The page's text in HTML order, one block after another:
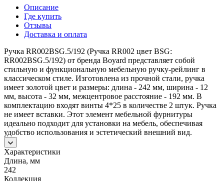
Описание
Где купить
Отзывы
Доставка и оплата
Ручка RR002BSG.5/192 (Ручка RR002 цвет BSG:
RR002BSG.5/192) от бренда Boyard представляет собой
стильную и функциональную мебельную ручку-рейлинг в
классическом стиле. Изготовлена из прочной стали, ручка
имеет золотой цвет и размеры: длина - 242 мм, ширина - 12
мм, высота - 32 мм, межцентровое расстояние - 192 мм. В
комплектацию входят винты 4*25 в количестве 2 штук. Ручка
не имеет вставки. Этот элемент мебельной фурнитуры
идеально подходит для установки на мебель, обеспечивая
удобство использования и эстетический внешний вид.
Характеристики
Длина, мм
242
Коллекция